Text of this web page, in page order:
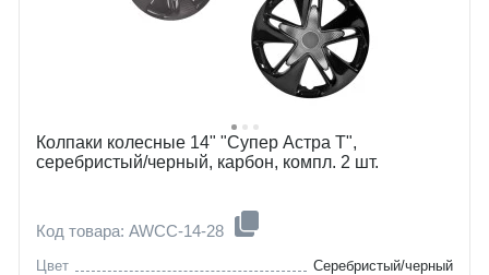
Колпаки колесные 14" "Супер Астра Т",
серебристый/черный, карбон, компл. 2 шт.
Код товара: AWCC-14-28
Цвет
Серебристый/черный